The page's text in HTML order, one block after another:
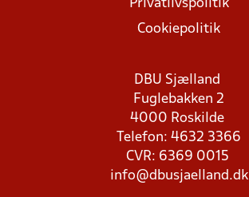
Privatlivspolitik
Cookiepolitik
DBU Sjælland
Fuglebakken 2
4000 Roskilde
Telefon: 4632 3366
CVR: 6369 0015
info@dbusjaelland.dk